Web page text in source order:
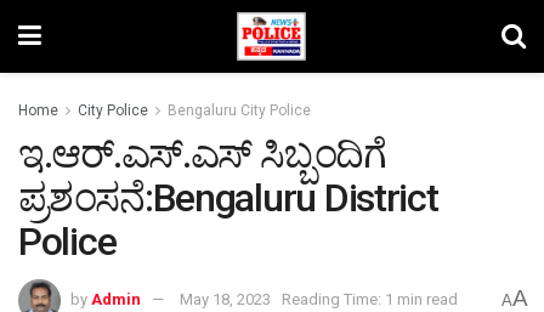
Home City Police Bengaluru City Police
ಇ.ಆರ್.ಎಸ್.ಎಸ್ ಸಿಬ್ಬಂದಿಗೆ
ಪ್ರಶಂಸನೆ:Bengaluru District
Police
by Admin May 18, 2023 Reading Time: 1 min read AA